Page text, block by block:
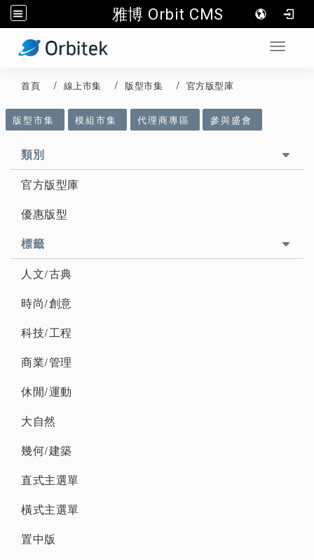
雅博 Orbit CMS
::: Toggle
首頁 線上市集 版型市集 官方版型庫
版型市集 模組市集 代理商專區 參與盛會
類別
官方版型庫
優惠版型
標籤
人文/古典
時尚/創意
科技/工程
商業/管理
休閒/運動
大自然
幾何/建築
直式主選單
橫式主選單
置中版